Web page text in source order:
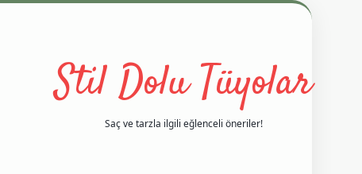
Stil Dolu Tüyolar
Saç ve tarzla ilgili eğlenceli öneriler!